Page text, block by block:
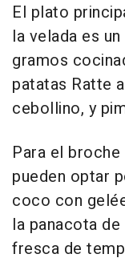
El plato
la velada es
gramos
patatas Ratte
cebollino, y
Para el
pueden optar
coco con
la panacota
fresca de